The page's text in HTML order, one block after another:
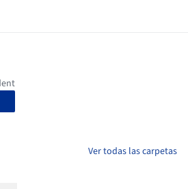
Ver todas las carpetas